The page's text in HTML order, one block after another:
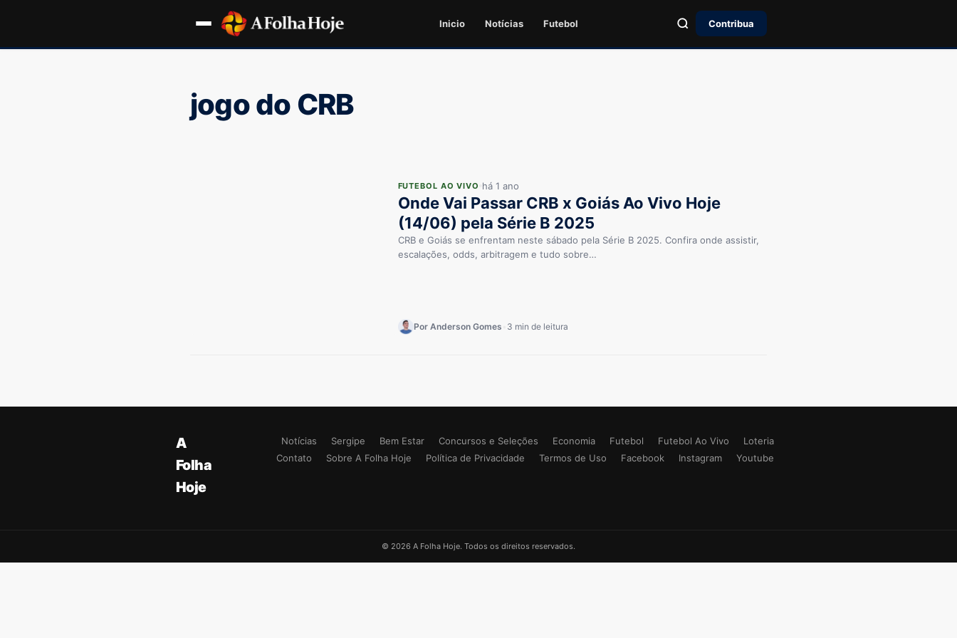
Inicio Notícias Futebol Contribua
jogo do CRB
FUTEBOL AO VIVO há 1 ano
Onde Vai Passar CRB x Goiás Ao Vivo Hoje
(14/06) pela Série B 2025
CRB e Goiás se enfrentam neste sábado pela Série B 2025. Confira onde assistir,
escalações, odds, arbitragem e tudo sobre…
Por Anderson Gomes 3 min de leitura
A
Folha
Hoje
Notícias Sergipe Bem Estar Concursos e Seleções Economia Futebol Futebol Ao Vivo
Loteria
Contato
Sobre A Folha Hoje Política de Privacidade Termos de Uso Facebook Instagram Youtube
© 2026 A Folha Hoje. Todos os direitos reservados.